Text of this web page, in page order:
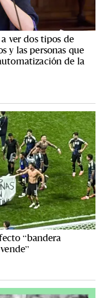
ver dos tipos de
y las personas que
de la
“bandera